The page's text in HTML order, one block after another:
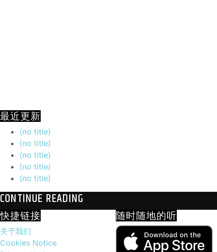
最近更新
(no title)
(no title)
(no title)
(no title)
(no title)
CONTINUE READING
快捷链接
关于我们
Cookies Notice
随时随地的听